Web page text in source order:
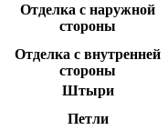
Отделка с наружной
стороны
Отделка с внутренней
стороны
Штыри
Петли